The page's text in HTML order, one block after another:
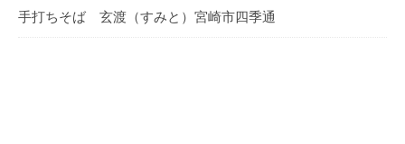
手打ちそば 玄渡（すみと）宮崎市四季通